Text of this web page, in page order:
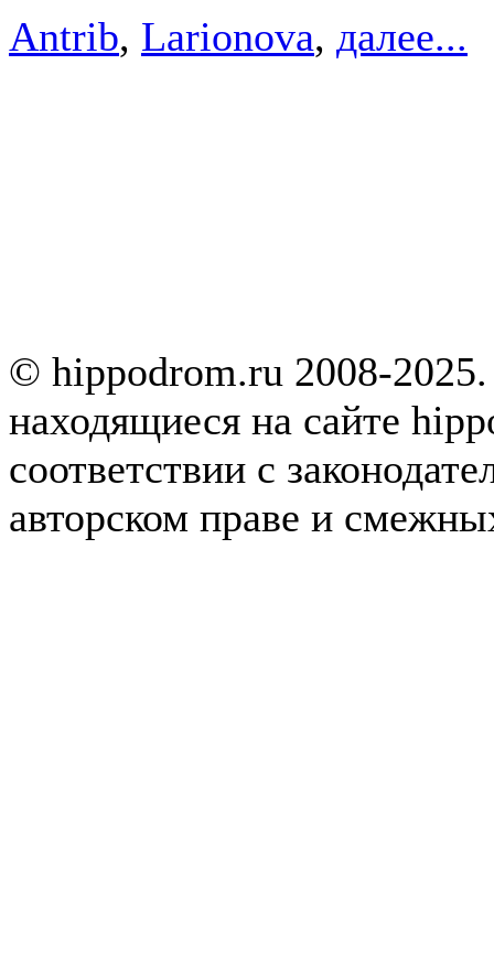
Antrib, Larionova, далее...
© hippodrom.ru 2008-
находящиеся на сайте
соответствии с
авторском праве и